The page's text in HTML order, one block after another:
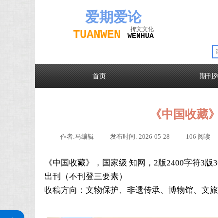
爱期爱论
TUANWEN WENHUA
抟文文化
首页 期刊
《中国收藏
作者:马编辑 发布时间: 2026-05-28 106 阅读
《中国收藏》
，国家级 知网，2版2400字符3
出刊（不刊登三要素）
收稿方向：文物保护、非遗传承、博物馆、文
关注公众号